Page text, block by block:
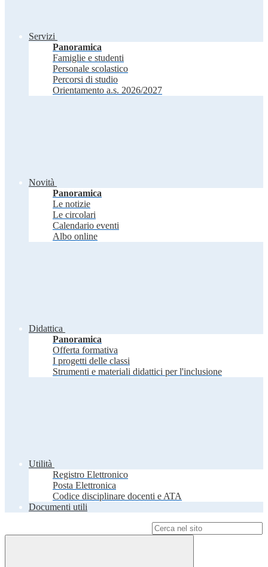
Servizi
Panoramica
Famiglie e studenti
Personale scolastico
Percorsi di studio
Orientamento a.s. 2026/2027
Novità
Panoramica
Le notizie
Le circolari
Calendario eventi
Albo online
Didattica
Panoramica
Offerta formativa
I progetti delle classi
Strumenti e materiali didattici per l'inclusione
Utilità
Registro Elettronico
Posta Elettronica
Codice disciplinare docenti e ATA
Documenti utili